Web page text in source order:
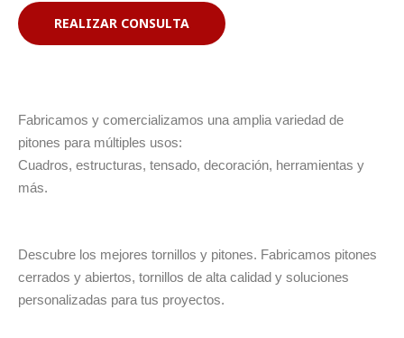
REALIZAR CONSULTA
Fabricamos y comercializamos una amplia variedad de
pitones para múltiples usos:
Cuadros, estructuras, tensado, decoración, herramientas y
más.
Descubre los mejores tornillos y pitones. Fabricamos pitones
cerrados y abiertos, tornillos de alta calidad y soluciones
personalizadas para tus proyectos.